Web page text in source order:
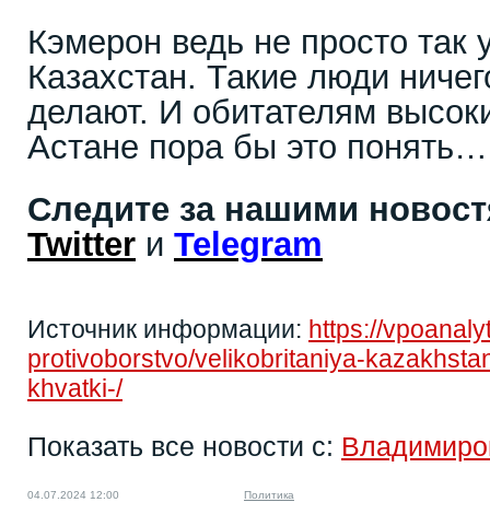
Кэмерон ведь не просто
Казахстан. Такие люди
делают. И обитателям
Астане пора бы это понять…
Следите за нашими
Twitter и Telegram
Источник информации: https://
protivoborstvo/velikobritaniya-
khvatki-/
Показать все новости с:
04.07.2024 12:00 Политика